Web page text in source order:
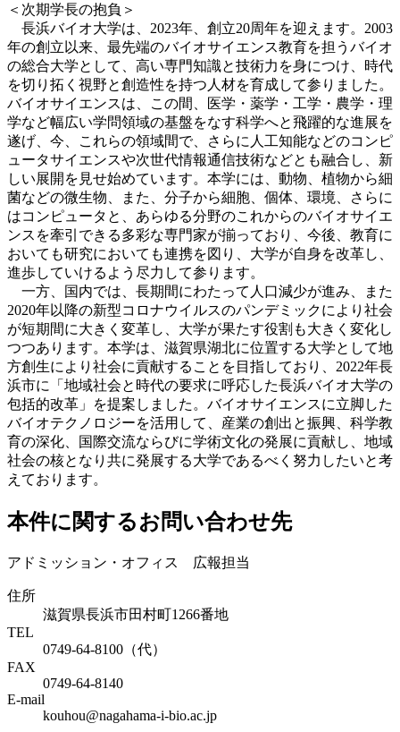
＜次期学長の抱負＞
長浜バイオ大学は、2023年、創立20周年を迎えます。2003
年の創立以来、最先端のバイオサイエンス教育を担うバイオ
の総合大学として、高い専門知識と技術力を身につけ、時代
を切り拓く視野と創造性を持つ人材を育成して参りました。
バイオサイエンスは、この間、医学・薬学・工学・農学・理
学など幅広い学問領域の基盤をなす科学へと飛躍的な進展を
遂げ、今、これらの領域間で、さらに人工知能などのコンピ
ュータサイエンスや次世代情報通信技術などとも融合し、新
しい展開を見せ始めています。本学には、動物、植物から細
菌などの微生物、また、分子から細胞、個体、環境、さらに
はコンピュータと、あらゆる分野のこれからのバイオサイエ
ンスを牽引できる多彩な専門家が揃っており、今後、教育に
おいても研究においても連携を図り、大学が自身を改革し、
進歩していけるよう尽力して参ります。
一方、国内では、長期間にわたって人口減少が進み、また
2020年以降の新型コロナウイルスのパンデミックにより社会
が短期間に大きく変革し、大学が果たす役割も大きく変化し
つつあります。本学は、滋賀県湖北に位置する大学として地
方創生により社会に貢献することを目指しており、2022年長
浜市に「地域社会と時代の要求に呼応した長浜バイオ大学の
包括的改革」を提案しました。バイオサイエンスに立脚した
バイオテクノロジーを活用して、産業の創出と振興、科学教
育の深化、国際交流ならびに学術文化の発展に貢献し、地域
社会の核となり共に発展する大学であるべく努力したいと考
えております。
本件に関するお問い合わせ先
アドミッション・オフィス 広報担当
住所
滋賀県長浜市田村町1266番地
TEL
0749-64-8100（代）
FAX
0749-64-8140
E-mail
kouhou@nagahama-i-bio.ac.jp